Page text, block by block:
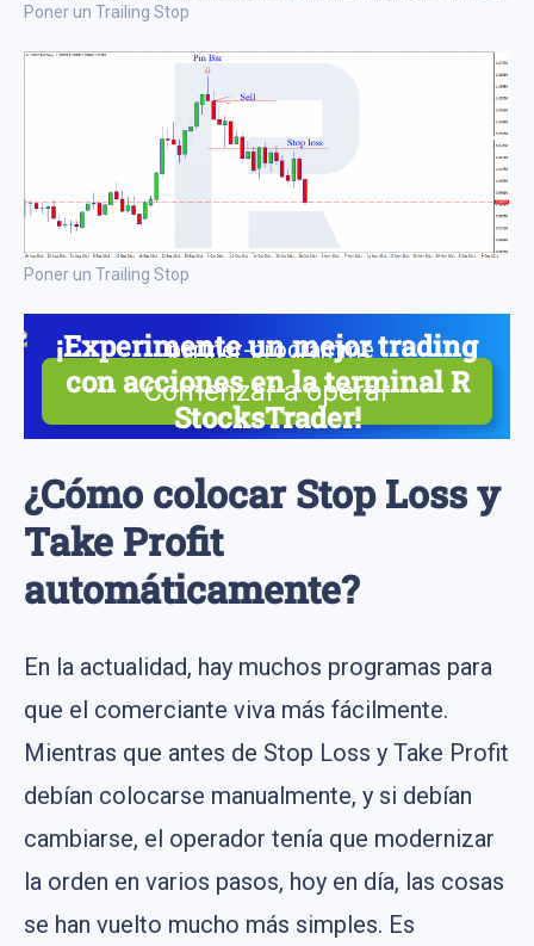
Poner un Trailing Stop
Poner un Trailing Stop
¡Experimente un mejor trading
con acciones en la terminal R
StocksTrader!
de estrategias gratuito
Comenzar a operar
¿Cómo colocar Stop Loss y
Take Profit
automáticamente?
En la actualidad, hay muchos programas para
que el comerciante viva más fácilmente.
Mientras que antes de Stop Loss y Take Profit
debían colocarse manualmente, y si debían
cambiarse, el operador tenía que modernizar
la orden en varios pasos, hoy en día, las cosas
se han vuelto mucho más simples. Es